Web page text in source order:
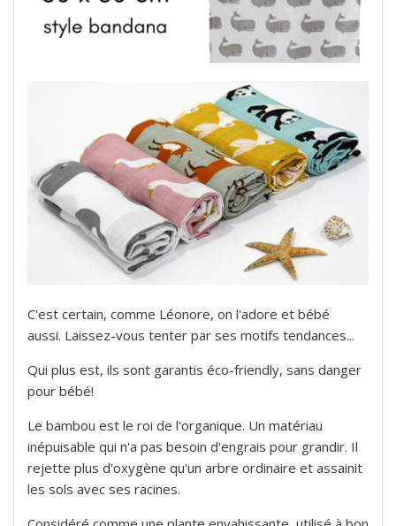
C'est certain, comme Léonore, on l'adore et bébé
aussi. Laissez-vous tenter par ses motifs tendances...
Qui plus est, ils sont garantis éco-friendly, sans danger
pour bébé!
Le bambou est le roi de l'organique. Un matériau
inépuisable qui n'a pas besoin d'engrais pour grandir. Il
rejette plus d'oxygène qu'un arbre ordinaire et assainit
les sols avec ses racines.